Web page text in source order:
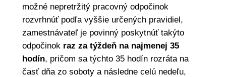
možné nepretržitý pracovný odpočinok
rozvrhnúť podľa vyššie určených pravidiel,
zamestnávateľ je povinný poskytnúť takýto
odpočinok raz za týždeň na najmenej 35
hodín, pričom sa týchto 35 hodín rozráta na
časť dňa zo soboty a následne celú nedeľu,